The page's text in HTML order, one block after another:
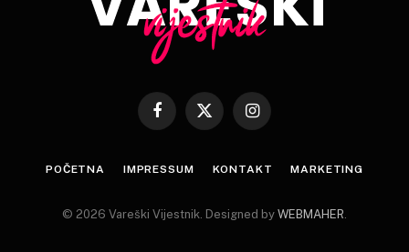
Facebook
X
Instagram
POČETNA IMPRESSUM KONTAKT MARKETING
© 2026 Vareški Vijestnik. Designed by WEBMAHER